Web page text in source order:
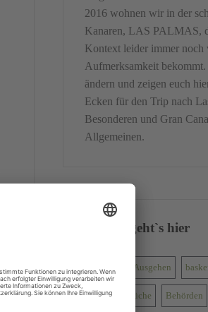
2016 wohnen wir in der
Kanaren, LAS PALMAS,
Kontext leider immer noch
Aufmerksamkeit
ändern und zeigen euch
Ecken für den Trip nach
Besonderen und Gran
Allgemeinen.
Darum geht`s hier
Ausflug Ausgehen
baskische küche Behörden